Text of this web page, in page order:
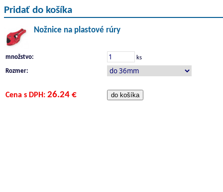
Pridať do košíka
Nožnice na plastové rúry
množstvo: ks
Rozmer:
Cena s DPH: 26.24 €